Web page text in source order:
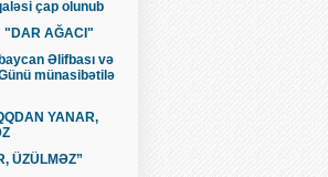
çap olunub
"DAR AĞACI"
Əlifbası və
münasibətilə
YANAR,
ÜZÜLMƏZ”